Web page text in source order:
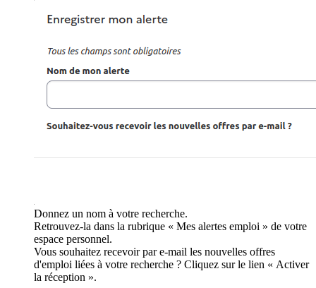
Donnez un nom à votre recherche.
Retrouvez-la dans la rubrique « Mes alertes emploi » de votre
espace personnel.
Vous souhaitez recevoir par e-mail les nouvelles offres
d'emploi liées à votre recherche ? Cliquez sur le lien « Activer
la réception ».